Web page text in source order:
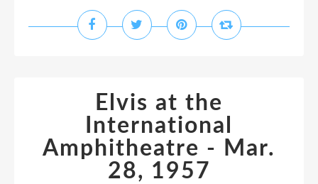
Elvis at the
International
Amphitheatre - Mar.
28, 1957